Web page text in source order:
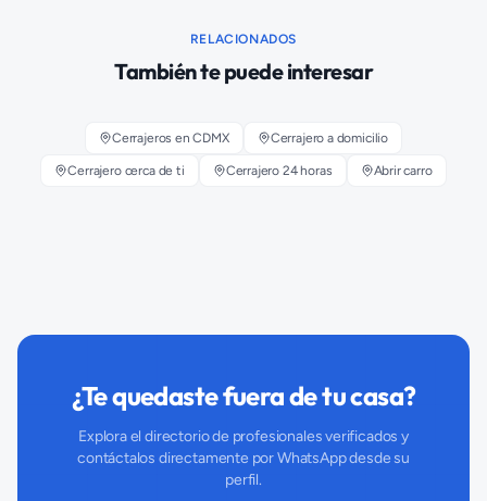
RELACIONADOS
También te puede interesar
Cerrajeros en CDMX Cerrajero a domicilio
Cerrajero cerca de ti Cerrajero 24 horas Abrir carro
¿Te quedaste fuera de tu casa?
Explora el directorio de profesionales verificados y
contáctalos directamente por WhatsApp desde su
perfil.